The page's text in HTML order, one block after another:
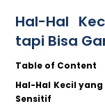
Hal-Hal
tapi Bisa
Table of Content
Hal-Hal Kecil
Sensitif